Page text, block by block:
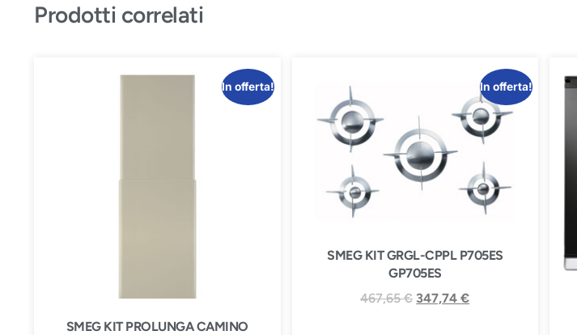
Prodotti correlati
In offerta!
SMEG KIT PROLUNGA CAMINO
In offerta!
SMEG KIT GRGL-CPPL P705ES
GP705ES
467,65€ 347,74€